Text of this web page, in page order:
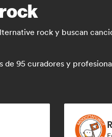
rock y buscan
95 curadores y